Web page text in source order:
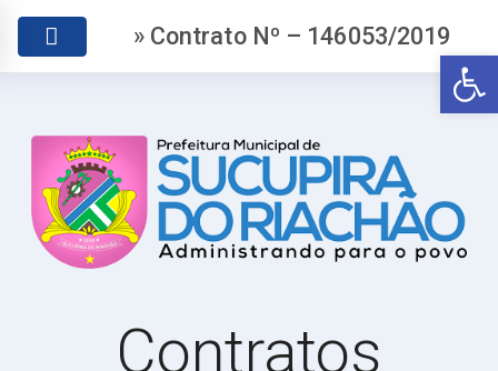
» Contrato Nº – 146053/2019
Contratos